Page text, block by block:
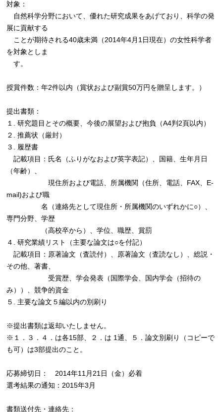
対象：
自然科学分野において、優れた研究成果をあげており、科学の発
展に貢献する
ことが期待される40歳未満（2014年4月1日現在）の女性科学者
を対象としま
す。
授賞件数：年2件以内（賞状および副賞50万円を贈呈します。）
提出書類：
１. 研究題目とその概要、今後の展望および抱負（A4判2頁以内）
２. 推薦状（厳封）
３. 履歴書
記載項目：氏名（ふりがなおよび英字表記）、国籍、生年月日
（年齢）、
現住所および電話、所属機関（住所、電話、FAX、E-
mail)および職
名（連絡先として現住所・所属機関のいずれかに○）、
専門分野、学歴
（高校卒から）、学位、職歴、賞罰
４. 研究業績リスト（主要な論文は○を付記）
記載項目：原著論文（査読付）、原著論文（査読なし）、総説・
その他、著書、
受賞歴、学会発表（国際学会、国内学会（招待の
み））、競争的資金
５. 主要な論文５編以内の別刷り
※提出書類は返却いたしません。
※１．３．４．は各15部、２．は 1通、５．論文別刷り（コピーで
も可）は3部提出のこと。
応募締切日： 2014年11月21日（金）必着
選考結果の通知：2015年3月
書類送付先・連絡先：